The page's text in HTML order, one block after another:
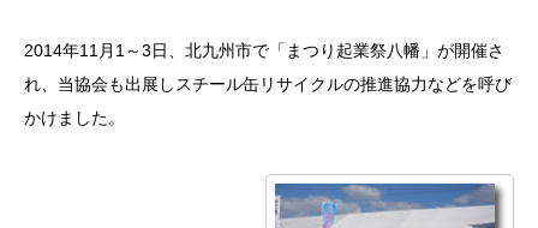
2014年11月1～3日、北九州市で「まつり起業祭八幡」が開催さ
れ、当協会も出展しスチール缶リサイクルの推進協力などを呼び
かけました。